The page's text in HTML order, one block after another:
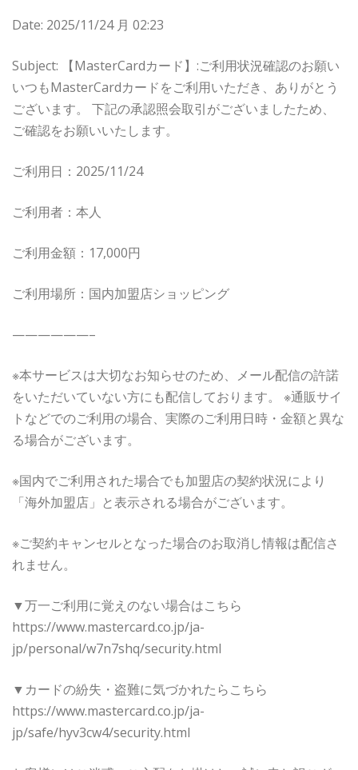
Date: 2025/11/24 月 02:23
Subject: 【MasterCardカード】:ご利用状況確認のお願い
いつもMasterCardカードをご利用いただき、ありがとう
ございます。 下記の承認照会取引がございましたため、
ご確認をお願いいたします。
ご利用日：2025/11/24
ご利用者：本人
ご利用金額：17,000円
ご利用場所：国内加盟店ショッピング
——————–
※本サービスは大切なお知らせのため、メール配信の許諾
をいただいていない方にも配信しております。 ※通販サイ
トなどでのご利用の場合、実際のご利用日時・金額と異な
る場合がございます。
※国内でご利用された場合でも加盟店の契約状況により
「海外加盟店」と表示される場合がございます。
※ご契約キャンセルとなった場合のお取消し情報は配信さ
れません。
▼万一ご利用に覚えのない場合はこちら
https://www.mastercard.co.jp/ja-
jp/personal/w7n7shq/security.html
▼カードの紛失・盗難に気づかれたらこちら
https://www.mastercard.co.jp/ja-
jp/safe/hyv3cw4/security.html